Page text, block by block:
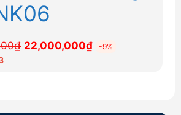
₫ Giá
22,000,000₫Giá
-9%